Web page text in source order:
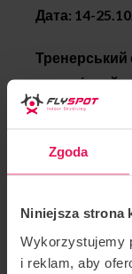
Zgoda
Niniejsza strona
Wykorzystujemy
i reklam, aby
Дата: 14-
Тренерський
динамічний,
2017 срібна
команда: Mad